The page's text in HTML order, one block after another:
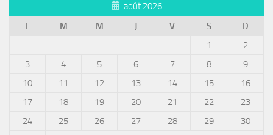
août 2026
L
M M J V S
D
1
2
3
4 5 6 7 8
9
10
11 12 13 14 15
16
17
18 19 20 21 22
23
24
25 26 27 28 29
30